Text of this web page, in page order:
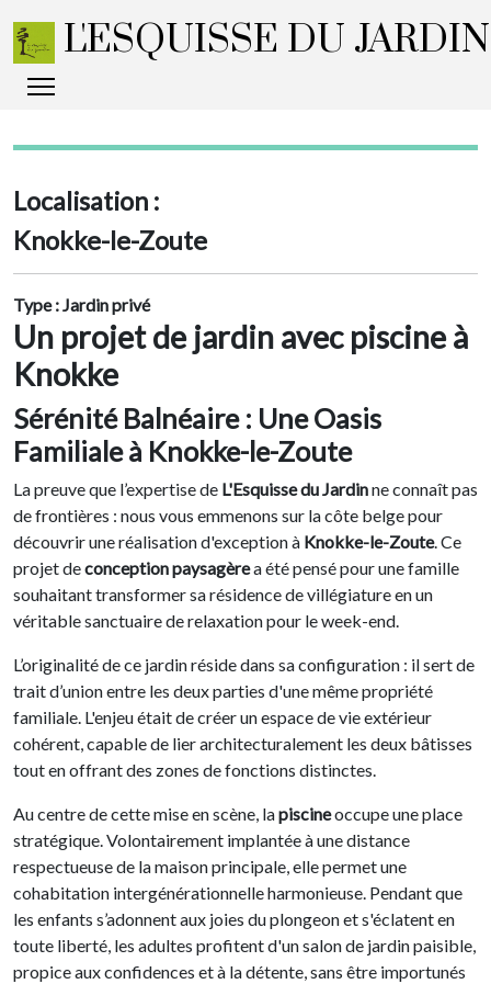
L'ESQUISSE DU
Localisation :
Knokke-le-Zoute
Type :Jardin privé
Un projet de jardin avec piscine à
Knokke
Sérénité Balnéaire : Une Oasis
Familiale à Knokke-le-Zoute
La preuve que l’expertise de L'Esquisse du Jardinne connaît pas
de frontières : nous vous emmenons sur la côte belge pour
découvrir une réalisation d'exception à Knokke-le-Zoute. Ce
projet deconception paysagèrea été pensé pour une famille
souhaitant transformer sa résidence de villégiature en un
véritable sanctuaire de relaxation pour le week-end.
L’originalité de ce jardin réside dans sa configuration : il sert de
trait d’union entre les deux parties d'une même propriété
familiale. L'enjeu était de créer un espace de vie extérieur
cohérent, capable de lier architecturalement les deux bâtisses
tout en offrant des zones de fonctions distinctes.
Au centre de cette mise en scène, lapiscineoccupe une place
stratégique. Volontairement implantée à une distance
respectueuse de la maison principale, elle permet une
cohabitation intergénérationnelle harmonieuse. Pendant que
les enfants s’adonnent aux joies du plongeon et s'éclatent en
toute liberté, les adultes profitent d'un salon de jardin paisible,
propice aux confidences et à la détente, sans être importunés